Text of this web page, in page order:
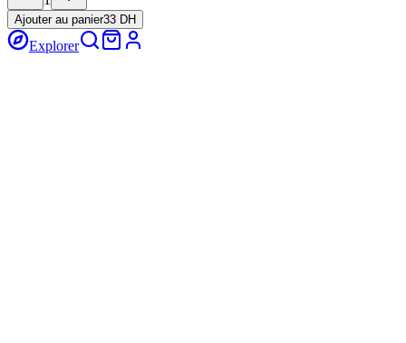
Ajouter au panier33 DH
Explorer